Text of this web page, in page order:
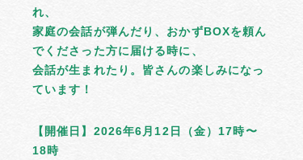
まちの記憶
れ、
家庭の会話が弾んだり、おかずBOXを頼ん
でくださった方に届ける時に、
会話が生まれたり。皆さんの楽しみになっ
ています！
【開催日】2026年6月12日（金）17時〜
18時